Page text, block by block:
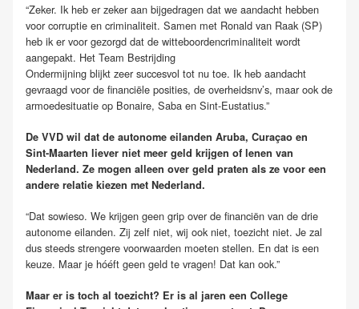
“Zeker. Ik heb er zeker aan bijgedragen dat we aandacht hebben
voor corruptie en criminaliteit. Samen met Ronald van Raak (SP)
heb ik er voor gezorgd dat de witteboordencriminaliteit wordt
aangepakt. Het Team Bestrijding
Ondermijning blijkt zeer succesvol tot nu toe. Ik heb aandacht
gevraagd voor de financiële posities, de overheidsnv’s, maar ook de
armoedesituatie op Bonaire, Saba en Sint-Eustatius.”
De VVD wil dat de autonome eilanden Aruba, Curaçao en
Sint-Maarten liever niet meer geld krijgen of lenen van
Nederland. Ze mogen alleen over geld praten als ze voor een
andere relatie kiezen met Nederland.
“Dat sowieso. We krijgen geen grip over de financiën van de drie
autonome eilanden. Zij zelf niet, wij ook niet, toezicht niet. Je zal
dus steeds strengere voorwaarden moeten stellen. En dat is een
keuze. Maar je hóéft geen geld te vragen! Dat kan ook.”
Maar er is toch al toezicht? Er is al jaren een College